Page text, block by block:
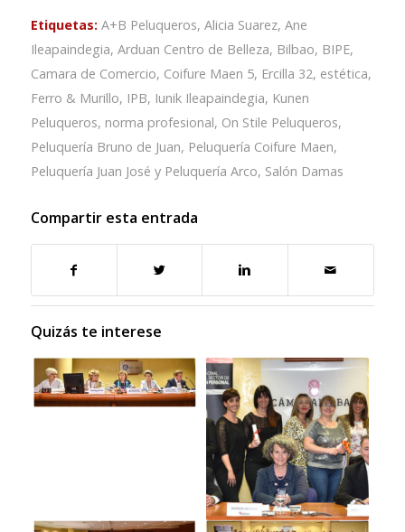
Etiquetas: A+B Peluqueros, Alicia Suarez, Ane
Ileapaindegia, Arduan Centro de Belleza, Bilbao, BIPE,
Camara de Comercio, Coifure Maen 5, Ercilla 32, estética,
Ferro & Murillo, IPB, Iunik Ileapaindegia, Kunen
Peluqueros, norma profesional, On Stile Peluqueros,
Peluquería Bruno de Juan, Peluquería Coifure Maen,
Peluquería Juan José y Peluquería Arco, Salón Damas
Compartir esta entrada
Quizás te interese